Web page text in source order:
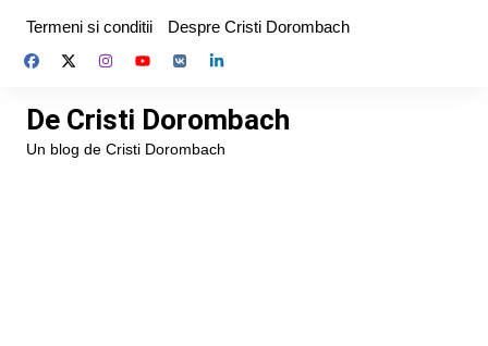
content
Termeni si conditii Despre Cristi Dorombach
De Cristi Dorombach
Un blog de Cristi Dorombach